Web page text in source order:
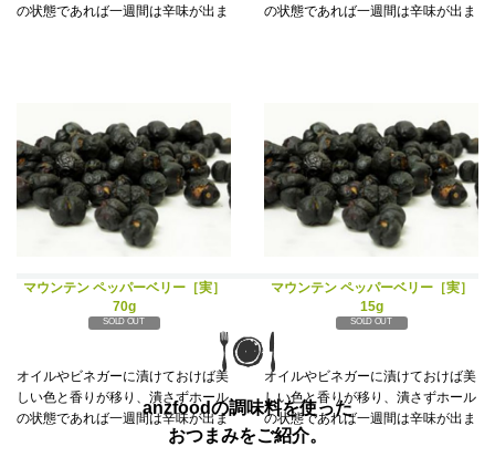
anzfoodの調味料を使った
おつまみをご紹介。
の状態であれば一週間は辛味が出ま
の状態であれば一週間は辛味が出ま
マウンテン ペッパーベリー［実］
70g
SOLD OUT
オイルやビネガーに漬けておけば美
しい色と香りが移り、潰さずホール
の状態であれば一週間は辛味が出ま
マウンテン ペッパーベリー［実］
15g
SOLD OUT
オイルやビネガーに漬けておけば美
しい色と香りが移り、潰さずホール
の状態であれば一週間は辛味が出ま